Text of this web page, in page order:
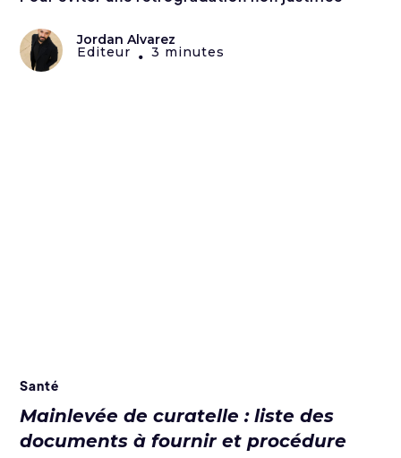
Jordan Alvarez
Editeur • 3 minutes
Santé
Mainlevée de curatelle : liste des
documents à fournir et procédure